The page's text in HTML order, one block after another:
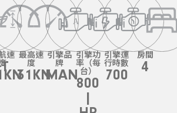
速 最高速
度
31KN
引擎品
牌
MAN
引擎功
率（每
台）
800
引擎運
行時數
700
房間
4